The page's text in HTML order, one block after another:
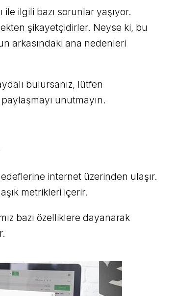
ilgili bazı sorunlar yaşıyor.
şikayetçidirler. Neyse ki, bu
arkasındaki ana nedenleri
bulursanız, lütfen
unutmayın.
internet üzerinden ulaşır.
metrikleri içerir.
bazı özelliklere dayanarak